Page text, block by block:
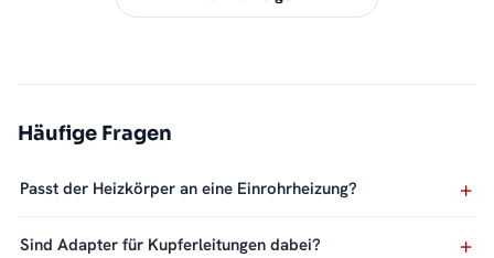
Häufige Fragen
Passt der Heizkörper an eine Einrohrheizung?
Sind Adapter für Kupferleitungen dabei?